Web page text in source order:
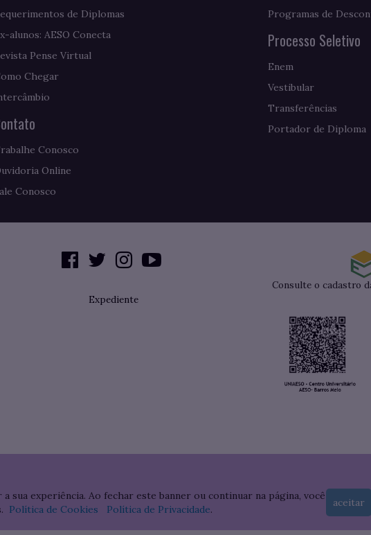
sua experiência. Ao fechar este banner ou continuar na página, você
Política de Cookies Política de Privacidade.
aceitar
de Diplomas
alunos: AESO Conecta
Pense Virtual
Chegar
Conosco
Online
Conosco
Programas de
Processo Seletivo
Enem
Vestibular
Transferências
Portador de Diploma
Expediente
Consulte o cadastro